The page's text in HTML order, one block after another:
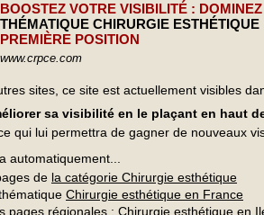
BOOSTEZ VOTRE VISIBILITÉ :
THÉMATIQUE CHIRURGIE ESTHÉTIQUE
PREMIÈRE POSITION
www.crpce.com
sites, ce site est actuellement visibles
sa visibilité en le plaçant en haut
qui lui permettra de gagner de nouveaux
automatiquement...
de la catégorie Chirurgie esthétique
Chirurgie esthétique en France
pages régionales : Chirurgie esthétique en